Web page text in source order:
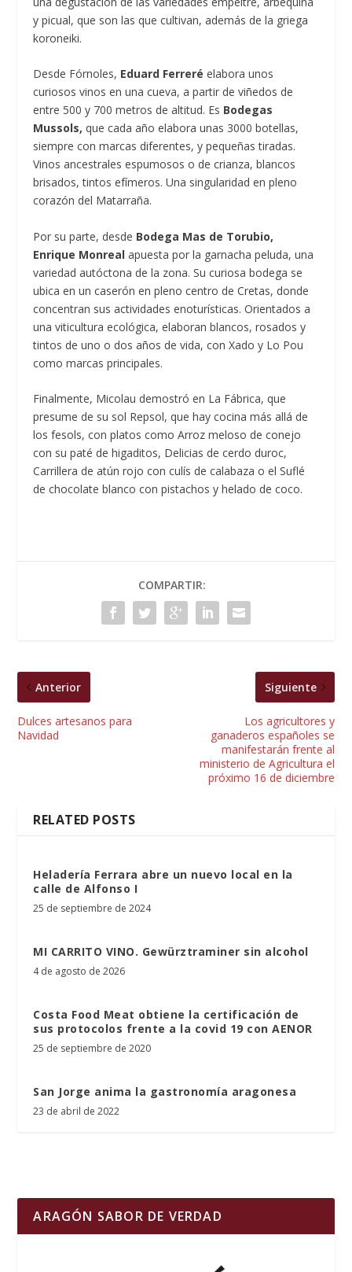
y picual, que son las que cultivan, además de la griega
koroneiki.
Desde Fórnoles, Eduard Ferreré elabora unos
curiosos vinos en una cueva, a partir de viñedos de
entre 500 y 700 metros de altitud. Es Bodegas
Mussols, que cada año elabora unas 3000 botellas,
siempre con marcas diferentes, y pequeñas tiradas.
Vinos ancestrales espumosos o de crianza, blancos
brisados, tintos efímeros. Una singularidad en pleno
corazón del Matarraña.
Por su parte, desde Bodega Mas de Torubio,
Enrique Monreal apuesta por la garnacha peluda, una
variedad autóctona de la zona. Su curiosa bodega se
ubica en un caserón en pleno centro de Cretas, donde
concentran sus actividades enoturísticas. Orientados a
una viticultura ecológica, elaboran blancos, rosados y
tintos de uno o dos años de vida, con Xado y Lo Pou
como marcas principales.
Finalmente, Micolau demostró en La Fábrica, que
presume de su sol Repsol, que hay cocina más allá de
los fesols, con platos como Arroz meloso de conejo
con su paté de higaditos, Delicias de cerdo duroc,
Carrillera de atún rojo con culís de calabaza o el Suflé
de chocolate blanco con pistachos y helado de coco.
COMPARTIR:
Anterior
Dulces artesanos para
Navidad
Siguiente
Los agricultores y
ganaderos españoles se
manifestarán frente al
ministerio de Agricultura el
próximo 16 de diciembre
RELATED POSTS
Heladería Ferrara abre un nuevo local en la
calle de Alfonso I
25 de septiembre de 2024
MI CARRITO VINO. Gewürztraminer sin alcohol
4 de agosto de 2026
Costa Food Meat obtiene la certificación de
sus protocolos frente a la covid 19 con AENOR
25 de septiembre de 2020
San Jorge anima la gastronomía aragonesa
23 de abril de 2022
ARAGÓN SABOR DE VERDAD